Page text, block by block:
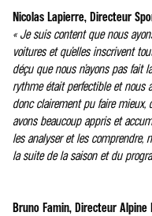
Nicolas Lapierre, Directeur
« Je suis content que nous
voitures et qu’elles inscrivent
déçu que nous n’ayons pas fait
rythme était perfectible et nous
donc clairement pu faire mieux,
avons beaucoup appris et
les analyser et les comprendre,
la suite de la saison et du
Bruno Famin, Directeur